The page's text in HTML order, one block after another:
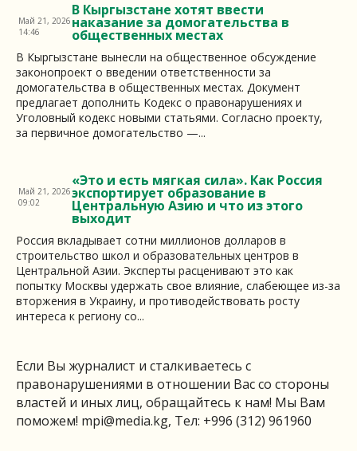
В Кыргызстане хотят ввести
наказание за домогательства в
общественных местах
Май 21, 2026
14:46
В Кыргызстане вынесли на общественное обсуждение
законопроект о введении ответственности за
домогательства в общественных местах. Документ
предлагает дополнить Кодекс о правонарушениях и
Уголовный кодекс новыми статьями. Согласно проекту,
за первичное домогательство —...
«Это и есть мягкая сила». Как Россия
экспортирует образование в
Центральную Азию и что из этого
выходит
Май 21, 2026
09:02
Россия вкладывает сотни миллионов долларов в
строительство школ и образовательных центров в
Центральной Азии. Эксперты расценивают это как
попытку Москвы удержать свое влияние, слабеющее из-за
вторжения в Украину, и противодействовать росту
интереса к региону со...
Если Вы журналист и сталкиваетесь с
правонарушениями в отношении Вас со стороны
властей и иных лиц, обращайтесь к нам! Мы Вам
поможем! mpi@media.kg, Тел: +996 (312) 961960